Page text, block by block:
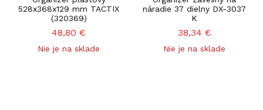
528x368x129 mm TACTIX
(320369)
48,80 €
Nie je na sklade
náradie 37 dielny DX-3037
K
38,34 €
Nie je na sklade